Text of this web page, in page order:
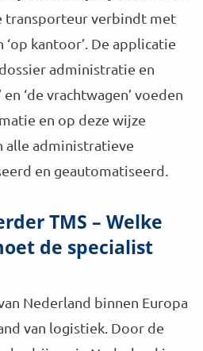
transporteur verbindt met
kantoor’. De applicatie
administratie en
‘de vrachtwagen’ voeden
en op deze wijze
alle administratieve
en geautomatiseerd.
TMS – Welke
de specialist
Nederland binnen Europa
van logistiek. Door de